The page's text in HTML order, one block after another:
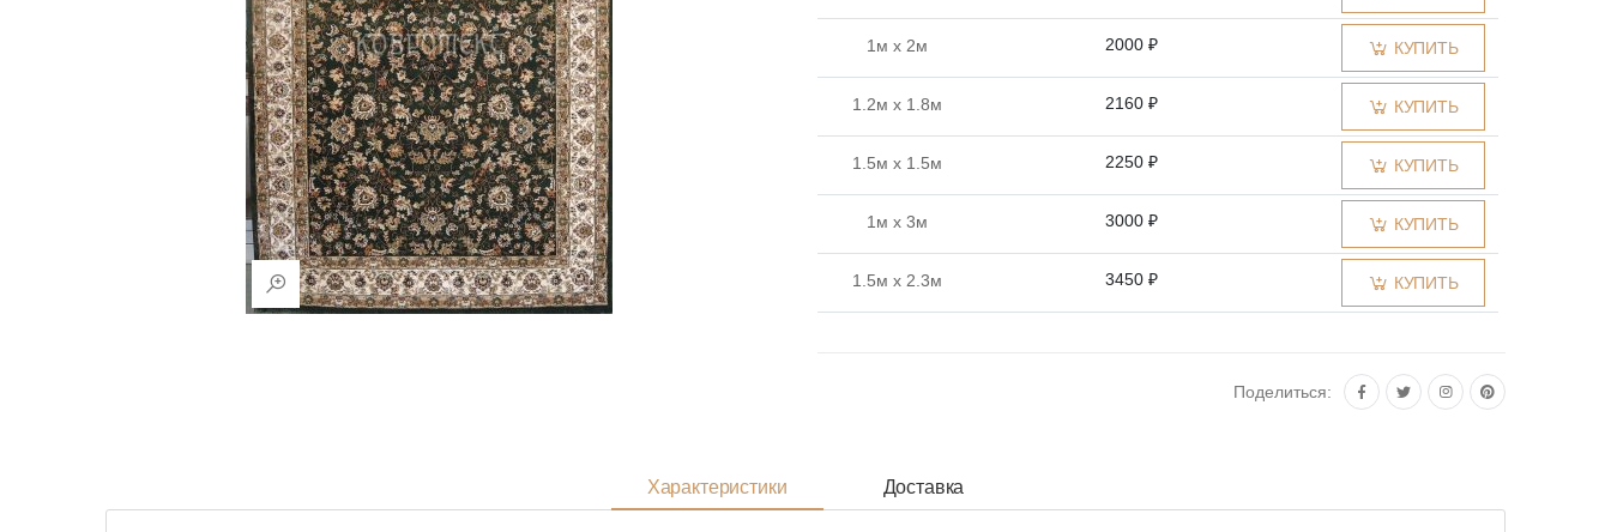
1м x 2м 2000 ₽ КУПИТЬ
1.2м x 1.8м 2160 ₽ КУПИТЬ
1.5м x 1.5м 2250 ₽ КУПИТЬ
1м x 3м 3000 ₽ КУПИТЬ
1.5м x 2.3м 3450 ₽ КУПИТЬ
КУПИТЬ
1.5м x 4м 6000 ₽
Поделиться:
Характеристики Доставка